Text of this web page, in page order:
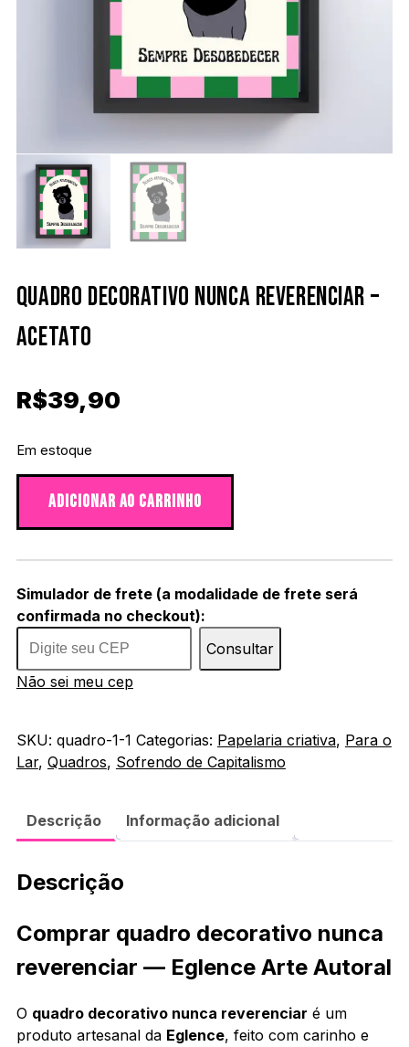
QUADRO DECORATIVO NUNCA REVERENCIAR –
ACETATO
R$39,90
Em estoque
ADICIONAR AO CARRINHO
Simulador de frete (a modalidade de frete será
confirmada no checkout):
Consultar
Não sei meu cep
SKU: quadro-1-1 Categorias: Papelaria criativa, Para o
Lar, Quadros, Sofrendo de Capitalismo
Descrição Informação adicional
Descrição
Comprar quadro decorativo nunca
reverenciar — Eglence Arte Autoral
O quadro decorativo nunca reverenciar é um
produto artesanal da Eglence, feito com carinho e